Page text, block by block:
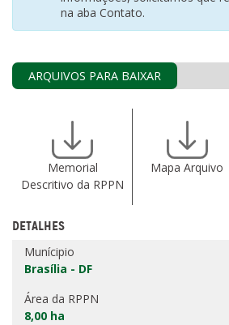
na aba Contato.
ARQUIVOS PARA BAIXAR
Memorial
Descritivo da RPPN
Mapa Arquivo
DETALHES
Munícipio
Brasília - DF
Área da RPPN
8,00 ha